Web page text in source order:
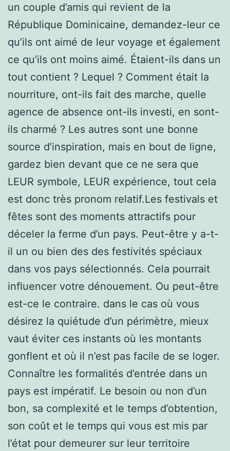
un couple d’amis qui revient de la
République Dominicaine, demandez-leur ce
qu’ils ont aimé de leur voyage et également
ce qu’ils ont moins aimé. Étaient-ils dans un
tout contient ? Lequel ? Comment était la
nourriture, ont-ils fait des marche, quelle
agence de absence ont-ils investi, en sont-
ils charmé ? Les autres sont une bonne
source d’inspiration, mais en bout de ligne,
gardez bien devant que ce ne sera que
LEUR symbole, LEUR expérience, tout cela
est donc très pronom relatif.Les festivals et
fêtes sont des moments attractifs pour
déceler la ferme d’un pays. Peut-être y a-t-
il un ou bien des des festivités spéciaux
dans vos pays sélectionnés. Cela pourrait
influencer votre dénouement. Ou peut-être
est-ce le contraire. dans le cas où vous
désirez la quiétude d’un périmètre, mieux
vaut éviter ces instants où les montants
gonflent et où il n’est pas facile de se loger.
Connaître les formalités d’entrée dans un
pays est impératif. Le besoin ou non d’un
bon, sa complexité et le temps d’obtention,
son coût et le temps qui vous est mis par
l’état pour demeurer sur leur territoire